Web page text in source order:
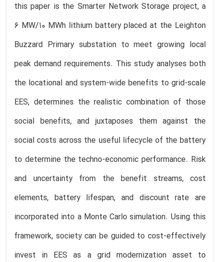
this paper is the Smarter Network Storage project, a
6 MW/10 MWh lithium battery placed at the Leighton
Buzzard Primary substation to meet growing local
peak demand requirements. This study analyses both
the locational and system-wide benefits to grid-scale
EES, determines the realistic combination of those
social benefits, and juxtaposes them against the
social costs across the useful lifecycle of the battery
to determine the techno-economic performance. Risk
and uncertainty from the benefit streams, cost
elements, battery lifespan, and discount rate are
incorporated into a Monte Carlo simulation. Using this
framework, society can be guided to cost-effectively
invest in EES as a grid modernization asset to